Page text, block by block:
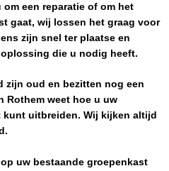
om een reparatie of om het
gaat, wij lossen het graag voor
zijn snel ter plaatse en
die u nodig heeft.
zijn oud en bezitten nog een
Rothem weet hoe u uw
uitbreiden. Wij kijken altijd
uw bestaande groepenkast